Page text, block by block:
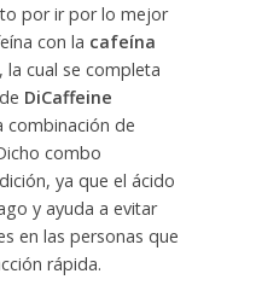
por ir por lo mejor
con la cafeína
, la cual se completa
DiCaffeine
combinación de
combo
ya que el ácido
y ayuda a evitar
en las personas que
rápida.